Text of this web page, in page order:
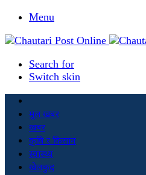
Menu
Search for
Switch skin
मूल खबर
खबर
कृषि र किसान
स्वास्थ्य
खेलकुद